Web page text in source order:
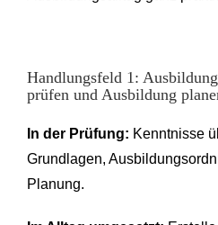
Handlungsfeld 1:
prüfen und Ausbildung
In der Prüfung: Kenntnisse
Grundlagen,
Planung.